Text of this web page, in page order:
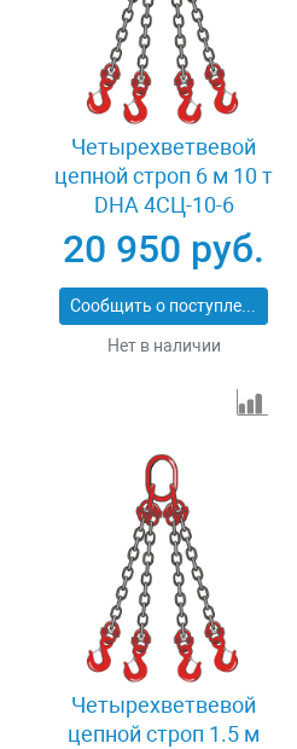
Четырехветвевой
цепной строп 6 м 10 т
DHA 4СЦ-10-6
20 950 руб.
Сообщить о поступлении
Нет в наличии
Четырехветвевой
цепной строп 1.5 м